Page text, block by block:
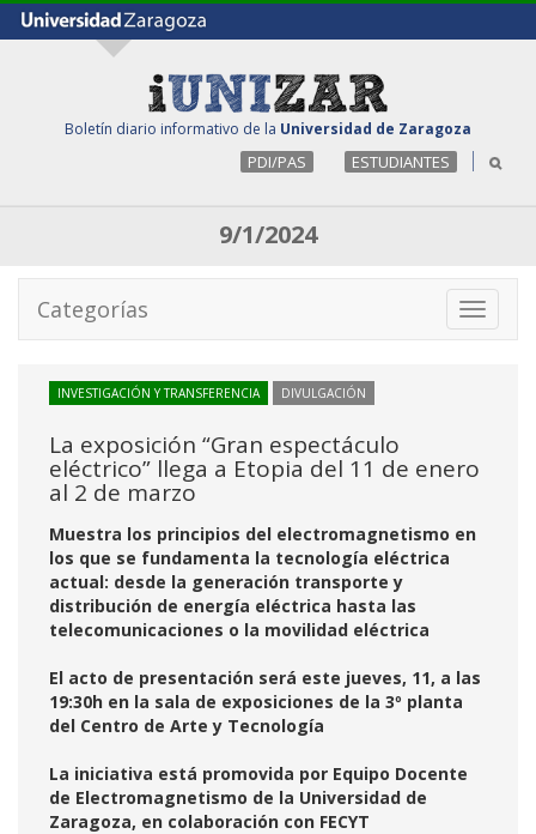
Boletín diario informativo de la Universidad de Zaragoza
PDI/PAS ESTUDIANTES
9/1/2024
Toggle
Categorías
INVESTIGACIÓN Y TRANSFERENCIA DIVULGACIÓN
La exposición “Gran espectáculo
eléctrico” llega a Etopia del 11 de enero
al 2 de marzo
Muestra los principios del electromagnetismo en
los que se fundamenta la tecnología eléctrica
actual: desde la generación transporte y
distribución de energía eléctrica hasta las
telecomunicaciones o la movilidad eléctrica
El acto de presentación será este jueves, 11, a las
19:30h en la sala de exposiciones de la 3º planta
del Centro de Arte y Tecnología
La iniciativa está promovida por Equipo Docente
de Electromagnetismo de la Universidad de
Zaragoza, en colaboración con FECYT